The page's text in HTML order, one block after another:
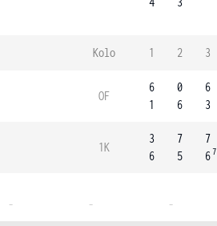
Kolo 1 2 3
OF
6
1
0
6
6
3
1K
3
6
7
5
7
67
- - -